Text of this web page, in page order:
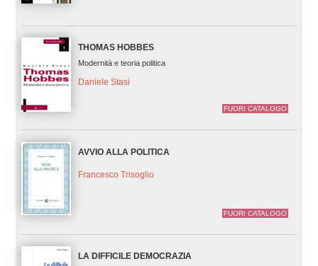
THOMAS HOBBES
Modernità e teoria politica
Daniele Stasi
FUORI CATALOGO
AVVIO ALLA POLITICA
Francesco Trisoglio
FUORI CATALOGO
LA DIFFICILE DEMOCRAZIA